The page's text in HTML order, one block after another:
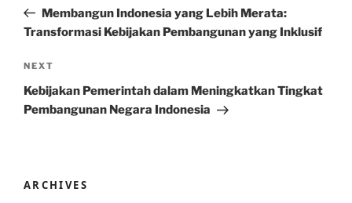
PostMembangun Indonesia yang Lebih Merata:
Transformasi Kebijakan Pembangunan yang Inklusif
Next
Post
NEXT
Kebijakan Pemerintah dalam Meningkatkan Tingkat
Pembangunan Negara Indonesia
ARCHIVES